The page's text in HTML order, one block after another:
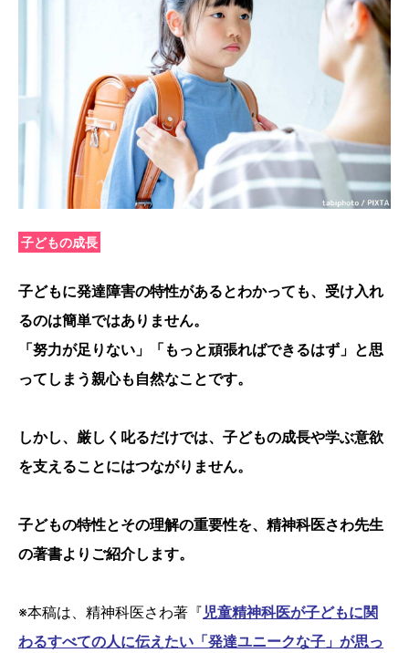
子どもの成長
子どもに発達障害の特性があるとわかっても、受け入れ
るのは簡単ではありません。
「努力が足りない」「もっと頑張ればできるはず」と思
ってしまう親心も自然なことです。
しかし、厳しく叱るだけでは、子どもの成長や学ぶ意欲
を支えることにはつながりません。
子どもの特性とその理解の重要性を、精神科医さわ先生
の著書よりご紹介します。
※本稿は、精神科医さわ著『 児童精神科医が子どもに関
わるすべての人に伝えたい「発達ユニークな子」が思っ